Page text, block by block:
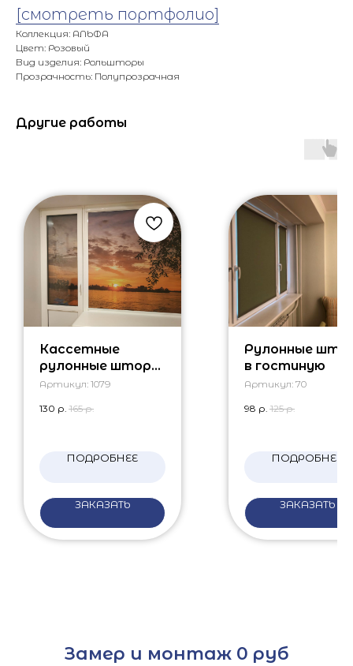
[смотреть портфолио]
Коллекция: АЛЬФА
Цвет: Розовый
Вид изделия: Рольшторы
Прозрачность: Полупрозрачная
Другие работы
Кассетные
рулонные шторы
с фотопечатью
Артикул: 1079
130 р. 165 р.
ПОДРОБНЕЕ
ЗАКАЗАТЬ
Рулонные
в гостиную
Артикул: 70
98 р. 125 р.
ПОДРОБНЕЕ
ЗАКАЗАТЬ
Замер и монтаж 0 руб